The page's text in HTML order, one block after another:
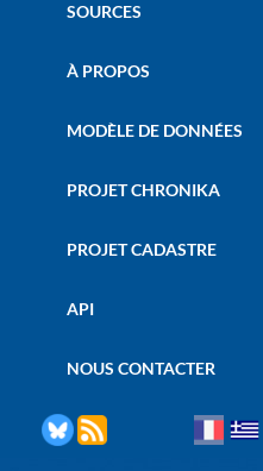
SOURCES
À PROPOS
MODÈLE DE DONNÉES
PROJET CHRONIKA
PROJET CADASTRE
API
NOUS CONTACTER